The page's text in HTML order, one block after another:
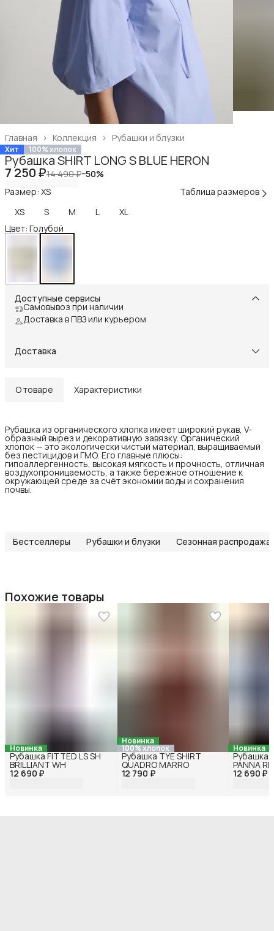
Рубашки и блузки
Коллекция ›
Главная ›
Хит 100% хлопок
Рубашка SHIRT LONG S BLUE HERON
7 250 ₽14 490 ₽−50%
Размер: XS
Таблица размеров
XS
S M L
XL
Цвет: Голубой
Доступные сервисы
Самовывоз при наличии
Доставка в ПВЗ или курьером
Доставка
О товаре Характеристики
Рубашка из органического хлопка имеет широкий рукав, V-
образный вырез и декоративную завязку. Органический
хлопок — это экологически чистый материал, выращиваемый
без пестицидов и ГМО. Его главные плюсы:
гипоаллергенность, высокая мягкость и прочность, отличная
воздухопроницаемость, а также бережное отношение к
окружающей среде за счёт экономии воды и сохранения
почвы.
Бестселлеры Рубашки и блузки Сезонная распродажа
Похожие товары
Новинка
12 690 ₽
Рубашка FITTED LS SH
BRILLIANT WH
Новинка
100% хлопок
12 790 ₽
Рубашка TYE SHIRT
QUADRO MARRO
Новинка
12 690 ₽
Рубашка
PANNA